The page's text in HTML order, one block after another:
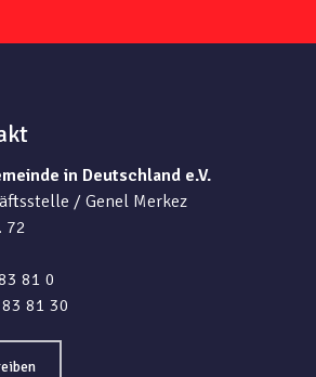
in Deutschland e.V.
/ Genel Merkez
72
81 0
81 30